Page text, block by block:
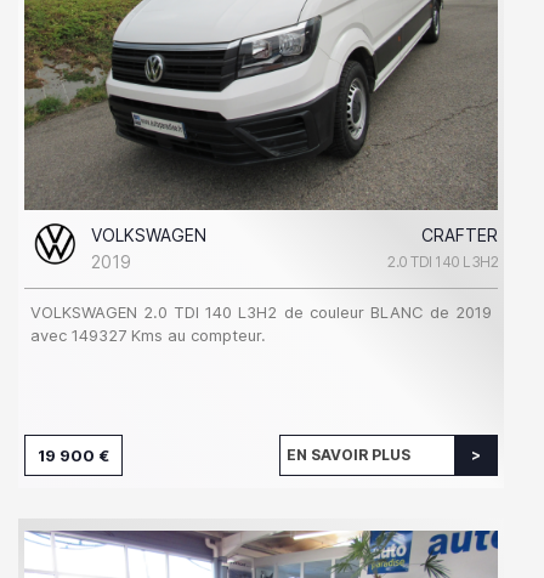
VOLKSWAGEN
CRAFTER
2019
2.0 TDI 140 L3H2
VOLKSWAGEN 2.0 TDI 140 L3H2 de couleur BLANC de 2019
avec 149327 Kms au compteur.
19 900 € EN SAVOIR PLUS